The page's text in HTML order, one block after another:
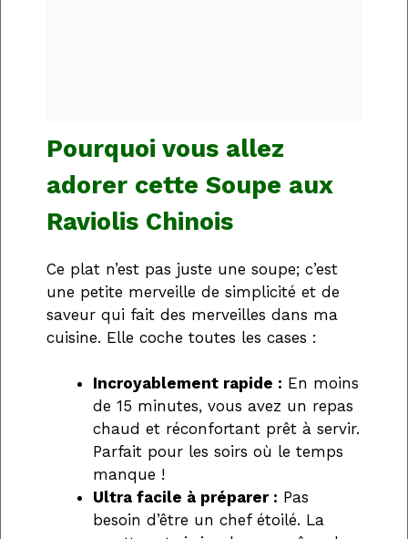
Pourquoi vous allez
adorer cette Soupe aux
Raviolis Chinois
Ce plat n’est pas juste une soupe; c’est
une petite merveille de simplicité et de
saveur qui fait des merveilles dans ma
cuisine. Elle coche toutes les cases :
Incroyablement rapide : En moins
de 15 minutes, vous avez un repas
chaud et réconfortant prêt à servir.
Parfait pour les soirs où le temps
manque !
Ultra facile à préparer : Pas
besoin d’être un chef étoilé. La